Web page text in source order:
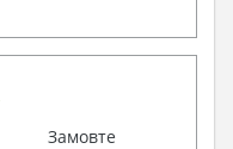
Замовте